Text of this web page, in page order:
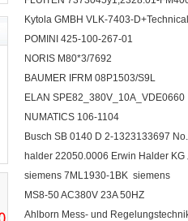
Kytola GMBH VLK-7403-
POMINI 425-100-267-01
NORIS M80*3/7692
BAUMER IFRM 08P1503/S9L
ELAN SPE82_380V_10A_VDE0660
NUMATICS 106-1104
Busch SB 0140 D 2-1323133697
halder 22050.0006 Erwin Halder
siemens 7ML1930-1BK
MS8-50 AC380V 23A 50HZ
Ahlborn Mess- und